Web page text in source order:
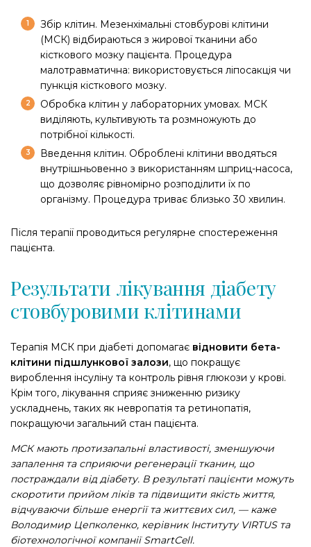
Збір клітин. Мезенхімальні стовбурові клітини
(МСК) відбираються з жирової тканини або
кісткового мозку пацієнта. Процедура
малотравматична: використовується ліпосакція чи
пункція кісткового мозку.
Обробка клітин у лабораторних умовах. МСК
виділяють, культивують та розмножують до
потрібної кількості.
Введення клітин. Оброблені клітини вводяться
внутрішньовенно з використанням шприц-насоса,
що дозволяє рівномірно розподілити їх по
організму. Процедура триває близько 30 хвилин.
Після терапії проводиться регулярне спостереження
пацієнта.
Результати лікування діабету
стовбуровими клітинами
Терапія МСК при діабеті допомагає відновити бета-
клітини підшлункової залози, що покращує
вироблення інсуліну та контроль рівня глюкози у крові.
Крім того, лікування сприяє зниженню ризику
ускладнень, таких як невропатія та ретинопатія,
покращуючи загальний стан пацієнта.
МСК мають протизапальні властивості, зменшуючи
запалення та сприяючи регенерації тканин, що
постраждали від діабету. В результаті пацієнти можуть
скоротити прийом ліків та підвищити якість життя,
відчуваючи більше енергії та життєвих сил, — каже
Володимир Цепколенко, керівник Інституту VIRTUS та
біотехнологічної компанії SmartCell.